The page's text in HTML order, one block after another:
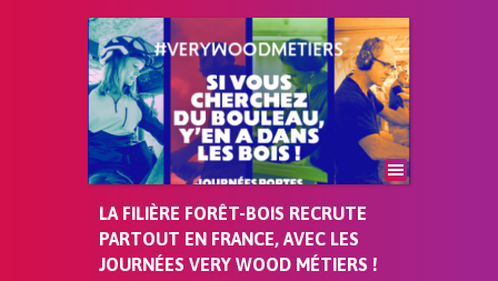
LA FILIÈRE FORÊT-BOIS RECRUTE
PARTOUT EN FRANCE, AVEC LES
JOURNÉES VERY WOOD MÉTIERS !